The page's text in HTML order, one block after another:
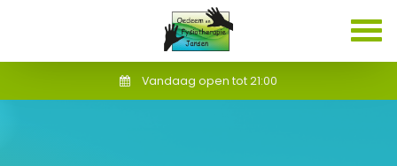
Vandaag open tot 21:00